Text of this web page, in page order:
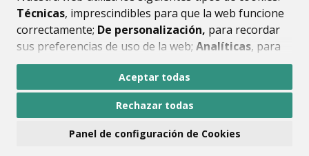
Técnicas, imprescindibles para que la web funcione
correctamente; De personalización, para recordar
sus preferencias de uso de la web; Analíticas, para
mejorar el funcionamiento de la web y sus servicios.
Si acepta pulsando el botón“Aceptar todas”
consideramos que acepta su uso. Si pulsa el botón
ninguna acción, se guardarán las cookies técnicas
Aceptar todas
Rechazar todas
Panel de configuración de Cookies